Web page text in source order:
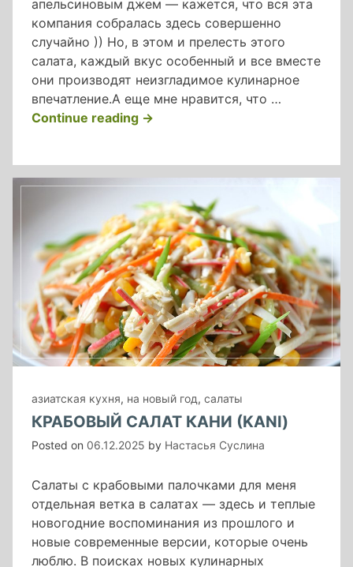
апельсиновым джем — кажется, что вся эта
компания собралась здесь совершенно
случайно )) Но, в этом и прелесть этого
салата, каждый вкус особенный и все вместе
они производят неизгладимое кулинарное
впечатление.А еще мне нравится, что …
Continue reading«салат
соусом»
→
азиатская кухня, на новый год, салаты
КРАБОВЫЙ САЛАТ КАНИ (KANI)
Posted on 06.12.2025 by Настасья Суслина
Салаты с крабовыми палочками для меня
отдельная ветка в салатах — здесь и теплые
новогодние воспоминания из прошлого и
новые современные версии, которые очень
люблю. В поисках новых кулинарных